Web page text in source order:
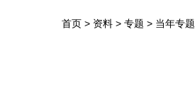
首页 > 资料 > 专题 > 当年专题